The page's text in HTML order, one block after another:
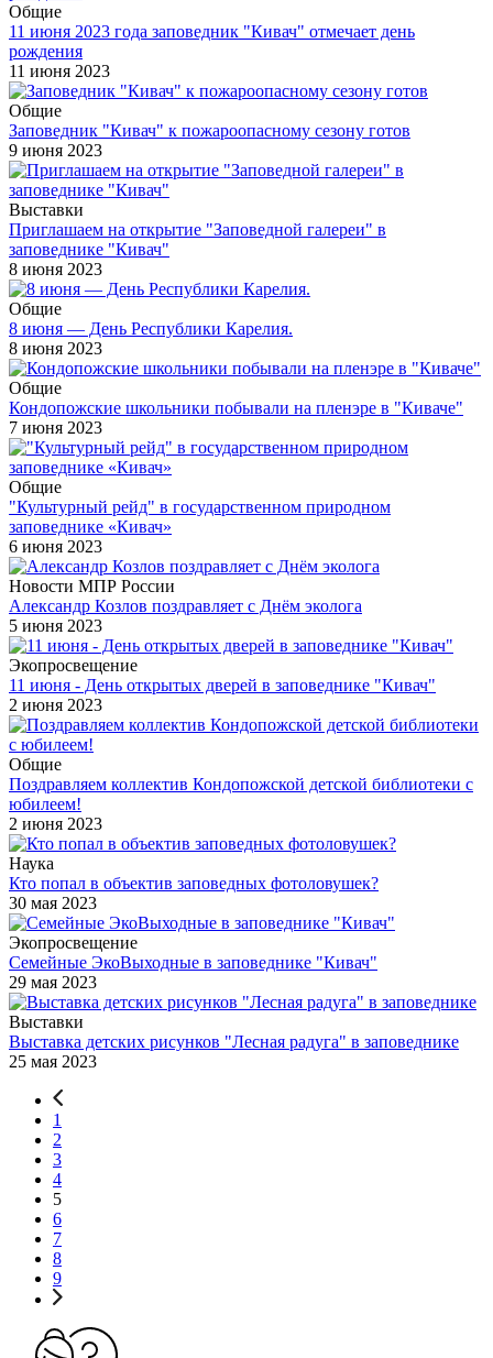
Общие
11 июня 2023 года заповедник "Кивач" отмечает день
рождения
11 июня 2023
Общие
Заповедник "Кивач" к пожароопасному сезону готов
9 июня 2023
Выставки
Приглашаем на открытие "Заповедной галереи" в
заповеднике "Кивач"
8 июня 2023
Общие
8 июня — День Республики Карелия.
8 июня 2023
Общие
Кондопожские школьники побывали на пленэре в "Киваче"
7 июня 2023
Общие
"Культурный рейд" в государственном природном
заповеднике «Кивач»
6 июня 2023
Новости МПР России
Александр Козлов поздравляет с Днём эколога
5 июня 2023
Экопросвещение
11 июня - День открытых дверей в заповеднике "Кивач"
2 июня 2023
Общие
Поздравляем коллектив Кондопожской детской библиотеки с
юбилеем!
2 июня 2023
Наука
Кто попал в объектив заповедных фотоловушек?
30 мая 2023
Экопросвещение
Семейные ЭкоВыходные в заповеднике "Кивач"
29 мая 2023
Выставки
Выставка детских рисунков "Лесная радуга" в заповеднике
25 мая 2023
1
2
3
4
5
6
7
8
9